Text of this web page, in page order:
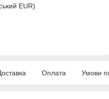
EUR)
Оплата Умови